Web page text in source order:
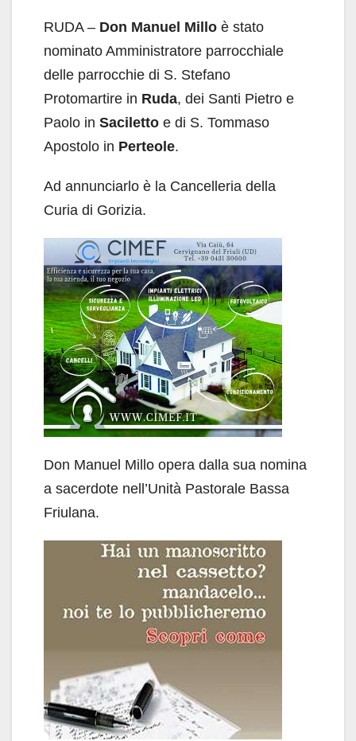
RUDA – Don Manuel Millo è stato
nominato Amministratore parrocchiale
delle parrocchie di S. Stefano
Protomartire in Ruda, dei Santi Pietro e
Paolo in Saciletto e di S. Tommaso
Apostolo in Perteole.
Ad annunciarlo è la Cancelleria della
Curia di Gorizia.
Don Manuel Millo opera dalla sua nomina
a sacerdote nell’Unità Pastorale Bassa
Friulana.